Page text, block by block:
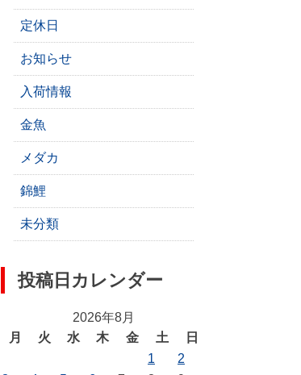
定休日
お知らせ
入荷情報
金魚
メダカ
錦鯉
未分類
投稿日カレンダー
2026年8月
月
火 水 木 金 土
日
1
2